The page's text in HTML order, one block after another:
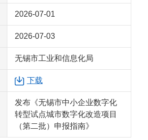
2026-07-01
2026-07-03
无锡市工业和信息化局
下载
发布《无锡市中小企业数字化
转型试点城市数字化改造项目
（第二批）申报指南》